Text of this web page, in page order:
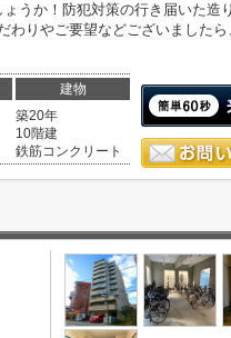
うか！防犯対策の行き届いた造
わりやご要望などございました
建物
築20年
10階建
鉄筋コンクリート